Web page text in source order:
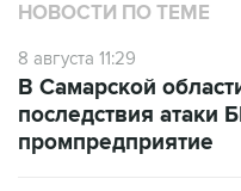
НОВОСТИ ПО ТЕМЕ
8 августа 11:29
В Самарской
последствия атаки
промпредприятие